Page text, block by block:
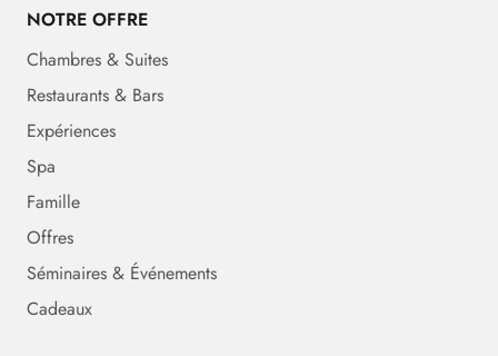
NOTRE OFFRE
Chambres & Suites
Restaurants & Bars
Expériences
Spa
Famille
Offres
Séminaires & Événements
Cadeaux